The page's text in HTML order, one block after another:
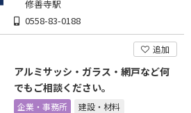
修善寺駅
0558-83-0188
追加
アルミサッシ・ガラス・網戸など何
でもご相談ください。
企業・事務所 建設・材料